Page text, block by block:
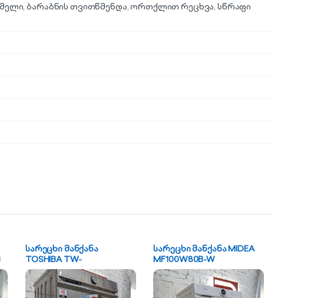
ბარაბნის თვითწმენდა, ორთქლით რეცხვა, სწრაფი
სარეცხი მანქანა
TOSHIBA TW-
BL90A4UZ(SS)
სარეცხი მანქანა MIDEA
MF100W80B-W